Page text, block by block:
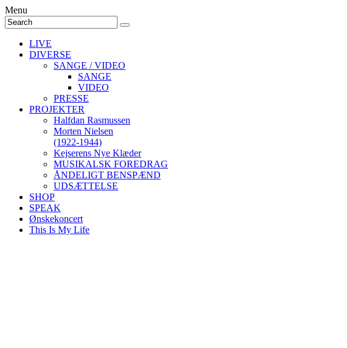
Menu
LIVE
DIVERSE
SANGE / VIDEO
SANGE
VIDEO
PRESSE
PROJEKTER
Halfdan Rasmussen
Morten Nielsen
(1922-1944)
Kejserens Nye Klæder
MUSIKALSK FOREDRAG
ÅNDELIGT BENSPÆND
UDSÆTTELSE
SHOP
SPEAK
Ønskekoncert
This Is My Life